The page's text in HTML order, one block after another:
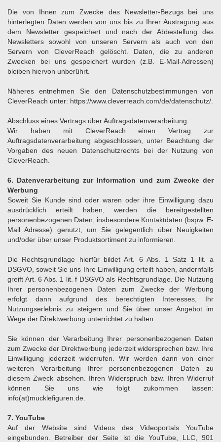
Die von Ihnen zum Zwecke des Newsletter-Bezugs bei uns
hinterlegten Daten werden von uns bis zu Ihrer Austragung aus
dem Newsletter gespeichert und nach der Abbestellung des
Newsletters sowohl von unseren Servern als auch von den
Servern von CleverReach gelöscht. Daten, die zu anderen
Zwecken bei uns gespeichert wurden (z.B. E-Mail-Adressen)
bleiben hiervon unberührt.
Näheres entnehmen Sie den Datenschutzbestimmungen von
CleverReach unter: https://www.cleverreach.com/de/datenschutz/
Abschluss eines Vertrags über Auftragsdatenverarbeitung
Wir haben mit CleverReach einen Vertrag zur
Auftragsdatenverarbeitung abgeschlossen, unter Beachtung der
Vorgaben des neuen Datenschutzrechts bei der Nutzung von
CleverReach.
6. Datenverarbeitung zur Information und zum Zwecke der
Werbung
Soweit Sie Kunde sind oder waren oder ihre Einwilligung dazu
ausdrücklich erteilt haben, werden die bereitgestellten
personenbezogenen Daten, insbesondere Kontaktdaten (bspw. E-
Mail Adresse) genutzt, um Sie gelegentlich über Neuigkeiten
und/oder über unser Produktsortiment zu informieren.
Die Rechtsgrundlage hierfür bildet Art. 6 Abs. 1 Satz 1 lit. a
DSGVO, soweit Sie uns Ihre Einwilligung erteilt haben, andernfalls
greift Art. 6 Abs. 1 lit. f DSGVO als Rechtsgrundlage. Die Nutzung
Ihrer personenbezogenen Daten zum Zwecke der Werbung
erfolgt dann aufgrund des berechtigten Interesses, Ihr
Nutzungserlebnis zu steigern und Sie über unser Angebot im
Wege der Direktwerbung unterrichtet zu halten.
Sie können der Verarbeitung Ihrer personenbezogenen Daten
zum Zwecke der Direktwerbung jederzeit widersprechen bzw. Ihre
Einwilligung jederzeit widerrufen. Wir werden dann von einer
weiteren Verarbeitung Ihrer personenbezogenen Daten zu
diesem Zweck absehen. Ihren Widerspruch bzw. Ihren Widerruf
können Sie uns wie folgt zukommen lassen:
info(at)mucklefiguren.de
7. YouTube
Auf der Website sind Videos des Videoportals YouTube
eingebunden. Betreiber der Seite ist die YouTube, LLC, 901